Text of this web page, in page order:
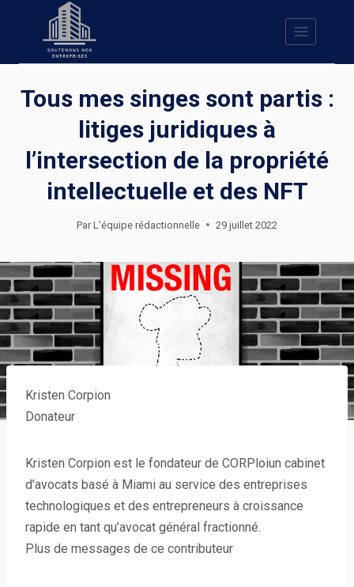
Tous mes singes sont partis :
litiges juridiques à
l’intersection de la propriété
intellectuelle et des NFT
Par L'équipe rédactionnelle 29 juillet 2022
Kristen Corpion
Donateur
Kristen Corpion est le fondateur de CORPloiun cabinet
d’avocats basé à Miami au service des entreprises
technologiques et des entrepreneurs à croissance
rapide en tant qu’avocat général fractionné.
Plus de messages de ce contributeur